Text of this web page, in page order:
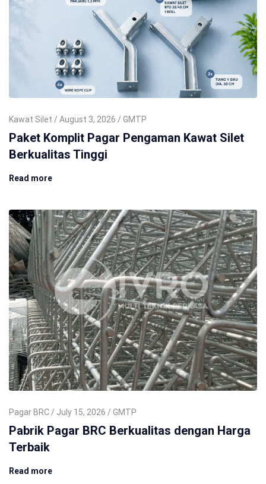
Kawat Silet August 3, 2026 GMTP
Paket Komplit Pagar Pengaman Kawat Silet
Berkualitas Tinggi
Read more
Pagar BRC July 15, 2026 GMTP
Pabrik Pagar BRC Berkualitas dengan Harga
Terbaik
Read more